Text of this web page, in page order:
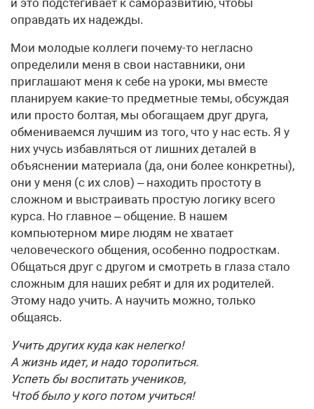
и это подстегивает к саморазвитию, чтобы
оправдать их надежды.
Мои молодые коллеги почему-то негласно
определили меня в свои наставники, они
приглашают меня к себе на уроки, мы вместе
планируем какие-то предметные темы, обсуждая
или просто болтая, мы обогащаем друг друга,
обмениваемся лучшим из того, что у нас есть. Я у
них учусь избавляться от лишних деталей в
объяснении материала (да, они более конкретны),
они у меня (с их слов) – находить простоту в
сложном и выстраивать простую логику всего
курса. Но главное – общение. В нашем
компьютерном мире людям не хватает
человеческого общения, особенно подросткам.
Общаться друг с другом и смотреть в глаза стало
сложным для наших ребят и для их родителей.
Этому надо учить. А научить можно, только
общаясь.
Учить других куда как нелегко!
А жизнь идет, и надо торопиться.
Успеть бы воспитать учеников,
Чтоб было у кого потом учиться!